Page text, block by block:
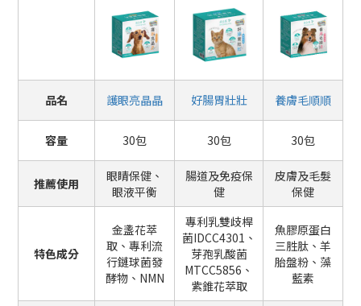
品名 護眼亮晶晶 好腸胃壯壯 養膚毛順順
容量 30包 30包 30包
推薦使用
眼睛保健、
眼液平衡
腸道及免疫保
健
皮膚及毛髮
保健
特色成分
金盞花萃
取、專利流
行鏈球菌發
酵物、NMN
專利乳雙歧桿
菌IDCC4301、
芽孢乳酸菌
MTCC5856、
紫錐花萃取
魚膠原蛋白
三胜肽、羊
胎盤粉、藻
藍素